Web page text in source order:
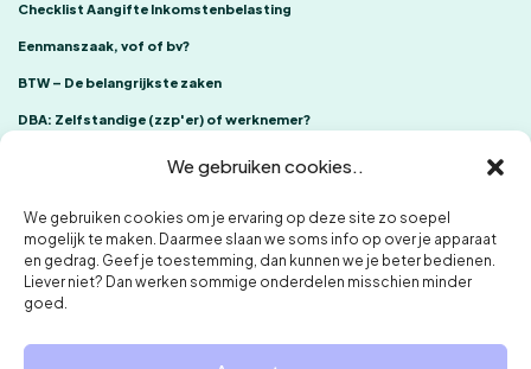
We gebruiken cookies..
We gebruiken cookies om je ervaring op deze site zo soepel
mogelijk te maken. Daarmee slaan we soms info op over je apparaat
en gedrag. Geef je toestemming, dan kunnen we je beter bedienen.
Liever niet? Dan werken sommige onderdelen misschien minder
goed.
Checklist Aangifte Inkomstenbelasting
Eenmanszaak, vof of bv?
BTW – De belangrijkste zaken
DBA: Zelfstandige (zzp'er) of werknemer?
ONE Accountants
Privacybeleid en cookies